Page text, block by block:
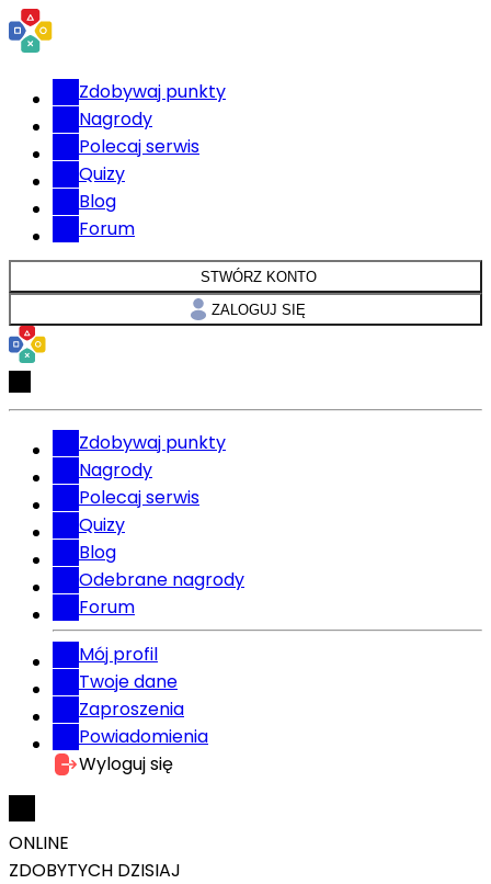
Zdobywaj punkty
Nagrody
Polecaj serwis
Quizy
Blog
Forum
STWÓRZ KONTO
ZALOGUJ SIĘ
Zdobywaj punkty
Nagrody
Polecaj serwis
Quizy
Blog
Odebrane nagrody
Forum
Mój profil
Twoje dane
Zaproszenia
Powiadomienia
Wyloguj się
ONLINE
ZDOBYTYCH DZISIAJ